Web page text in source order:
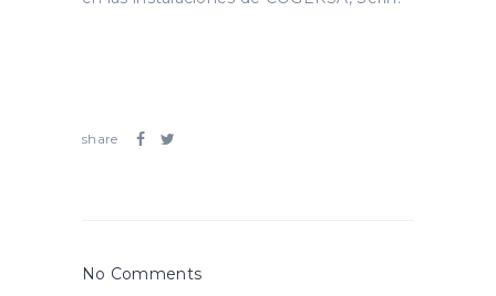
share
No Comments